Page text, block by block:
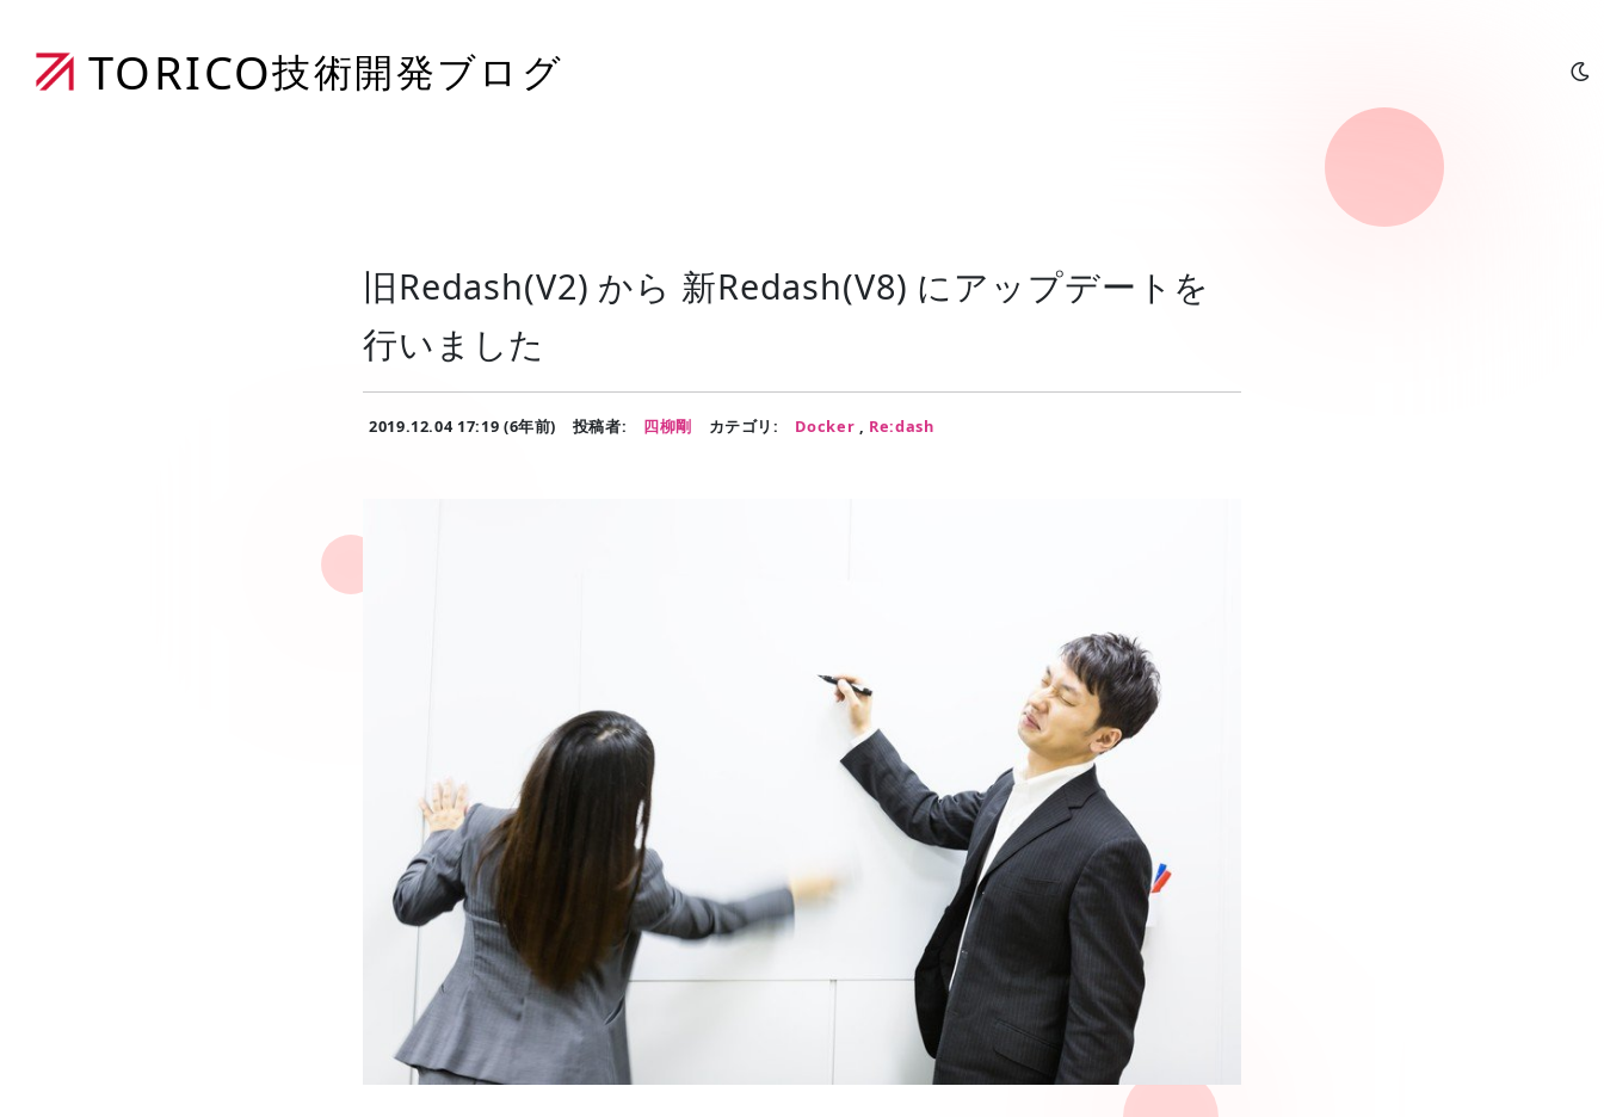
TORICO技術開発ブログ
旧Redash(V2) から 新Redash(V8) にアップデートを
行いました
2019.12.04 17:19 (6年前) 投稿者: 四柳剛 カテゴリ: Docker , Re:dash